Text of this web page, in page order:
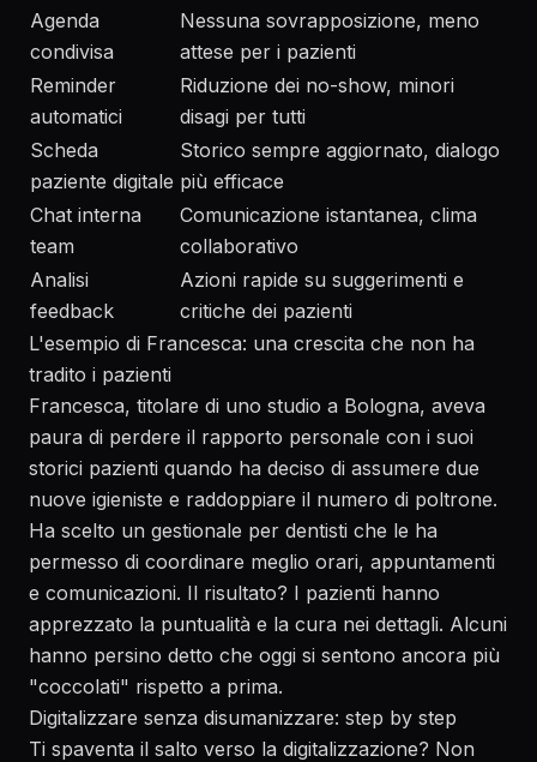
Agenda
condivisa
Nessuna sovrapposizione, meno
attese per i pazienti
Reminder
automatici
Riduzione dei no-show, minori
disagi per tutti
Scheda
paziente digitale
Storico sempre aggiornato, dialogo
più efficace
Chat interna
team
Comunicazione istantanea, clima
collaborativo
Analisi
feedback
Azioni rapide su suggerimenti e
critiche dei pazienti
L'esempio di Francesca: una crescita che non ha
tradito i pazienti
Francesca, titolare di uno studio a Bologna, aveva
paura di perdere il rapporto personale con i suoi
storici pazienti quando ha deciso di assumere due
nuove igieniste e raddoppiare il numero di poltrone.
Ha scelto un gestionale per dentisti che le ha
permesso di coordinare meglio orari, appuntamenti
e comunicazioni. Il risultato? I pazienti hanno
apprezzato la puntualità e la cura nei dettagli. Alcuni
hanno persino detto che oggi si sentono ancora più
"coccolati" rispetto a prima.
Digitalizzare senza disumanizzare: step by step
Ti spaventa il salto verso la digitalizzazione? Non